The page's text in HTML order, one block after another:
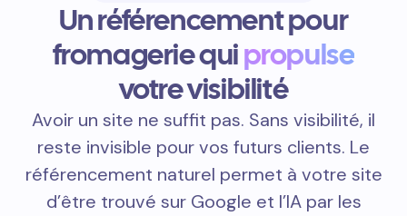
Un référencement pour
fromagerie quipropulse
votre visibilité
Avoir un site ne suffit pas. Sans visibilité, il
reste invisible pour vos futurs clients. Le
référencement naturel permet à votre site
d’être trouvé sur Google et l’IA par les